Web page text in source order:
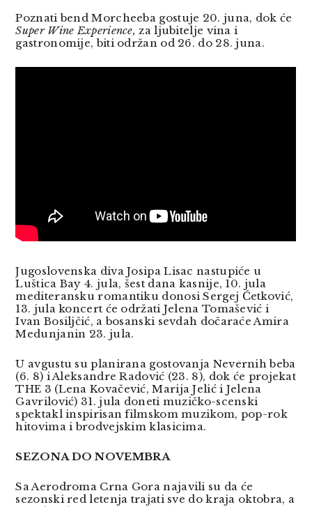
Poznati bend Morcheeba gostuje 20. juna, dok će
Super Wine Experience, za ljubitelje vina i
gastronomije, biti održan od 26. do 28. juna.
Jugoslovenska diva Josipa Lisac nastupiće u
Luštica Bay 4. jula, šest dana kasnije, 10. jula
mediteransku romantiku donosi Sergej Ćetković,
13. jula koncert će održati Jelena Tomašević i
Ivan Bosiljčić, a bosanski sevdah dočaraće Amira
Medunjanin 23. jula.
U avgustu su planirana gostovanja Nevernih beba
(6. 8) i Aleksandre Radović (23. 8), dok će projekat
THE 3 (Lena Kovačević, Marija Jelić i Jelena
Gavrilović) 31. jula doneti muzičko-scenski
spektakl inspirisan filmskom muzikom, pop-rok
hitovima i brodvejskim klasicima.
SEZONA DO NOVEMBRA
Sa Aerodroma Crna Gora najavili su da će
sezonski red letenja trajati sve do kraja oktobra, a